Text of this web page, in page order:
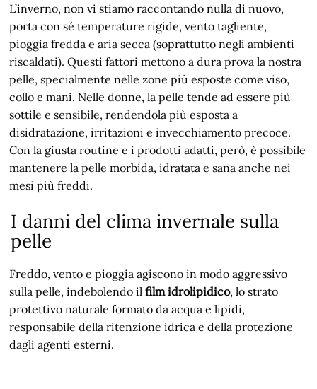
L’inverno, non vi stiamo raccontando nulla di nuovo,
porta con sé temperature rigide, vento tagliente,
pioggia fredda e aria secca (soprattutto negli ambienti
riscaldati). Questi fattori mettono a dura prova la nostra
pelle, specialmente nelle zone più esposte come viso,
collo e mani. Nelle donne, la pelle tende ad essere più
sottile e sensibile, rendendola più esposta a
disidratazione, irritazioni e invecchiamento precoce.
Con la giusta routine e i prodotti adatti, però, è possibile
mantenere la pelle morbida, idratata e sana anche nei
mesi più freddi.
I danni del clima invernale sulla
pelle
Freddo, vento e pioggia agiscono in modo aggressivo
sulla pelle, indebolendo ilfilm idrolipidico, lo strato
protettivo naturale formato da acqua e lipidi,
responsabile della ritenzione idrica e della protezione
dagli agenti esterni.